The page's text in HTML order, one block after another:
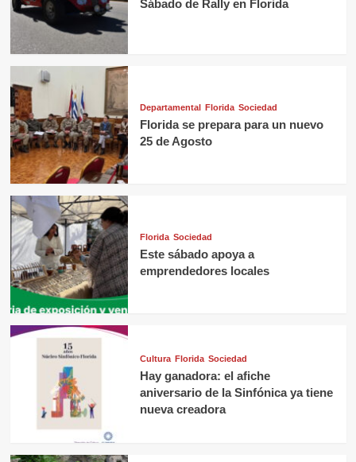
Sábado de Rally en Florida
Departamental Florida Sociedad
Florida se prepara para un nuevo
25 de Agosto
Florida Sociedad
Este sábado apoya a
emprendedores locales
Cultura Florida Sociedad
Hay ganadora: el afiche
aniversario de la Sinfónica ya tiene
nueva creadora